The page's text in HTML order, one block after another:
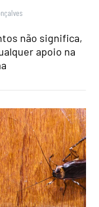
não significa,
apoio na